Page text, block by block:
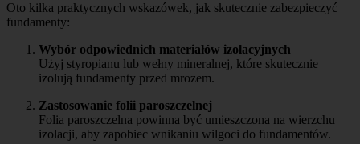
Oto kilka praktycznych wskazówek, jak skutecznie zabezpieczyć
fundamenty:
Wybór odpowiednich materiałów izolacyjnych
Użyj styropianu lub wełny mineralnej, które skutecznie
izolują fundamenty przed mrozem.
Zastosowanie folii paroszczelnej
Folia paroszczelna powinna być umieszczona na wierzchu
izolacji, aby zapobiec wnikaniu wilgoci do fundamentów.